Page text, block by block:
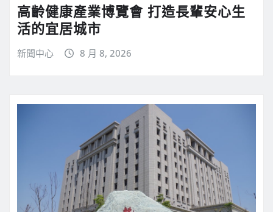
高齡健康產業博覽會 打造長輩安心生
活的宜居城市
新聞中心 8 月 8, 2026